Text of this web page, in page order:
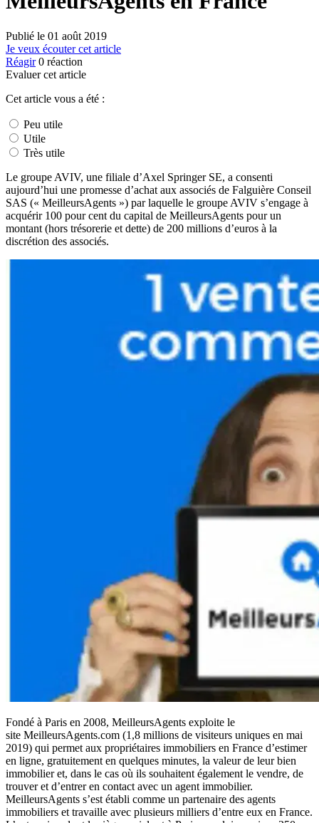
Publié le 01 août 2019
Je veux écouter cet article
Réagir 0 réaction
Evaluer cet article
Cet article vous a été :
Peu utile
Utile
Très utile
Le groupe AVIV, une filiale d’Axel Springer SE, a consenti
aujourd’hui une promesse d’achat aux associés de Falguière Conseil
SAS (« MeilleursAgents ») par laquelle le groupe AVIV s’engage à
acquérir 100 pour cent du capital de MeilleursAgents pour un
montant (hors trésorerie et dette) de 200 millions d’euros à la
discrétion des associés.
Fondé à Paris en 2008, MeilleursAgents exploite le
site MeilleursAgents.com (1,8 millions de visiteurs uniques en mai
2019) qui permet aux propriétaires immobiliers en France d’estimer
en ligne, gratuitement en quelques minutes, la valeur de leur bien
immobilier et, dans le cas où ils souhaitent également le vendre, de
trouver et d’entrer en contact avec un agent immobilier.
MeilleursAgents s’est établi comme un partenaire des agents
immobiliers et travaille avec plusieurs milliers d’entre eux en France.